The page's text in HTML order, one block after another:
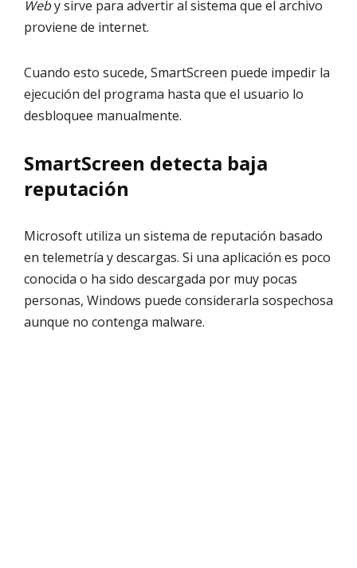
Weby sirve para advertir al sistema que el archivo
proviene de internet.
Cuando esto sucede, SmartScreen puede impedir la
ejecución del programa hasta que el usuario lo
desbloquee manualmente.
SmartScreen detecta baja
reputación
Microsoft utiliza un sistema de reputación basado
en telemetría y descargas. Si una aplicación es poco
conocida o ha sido descargada por muy pocas
personas, Windows puede considerarla sospechosa
aunque no contenga malware.